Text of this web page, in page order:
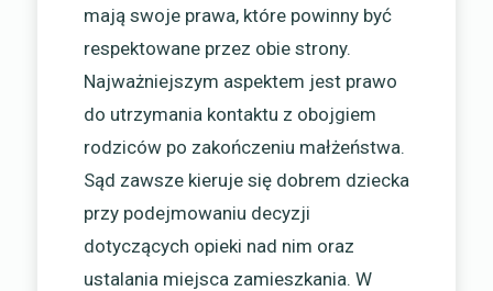
mają swoje prawa, które powinny być
respektowane przez obie strony.
Najważniejszym aspektem jest prawo
do utrzymania kontaktu z obojgiem
rodziców po zakończeniu małżeństwa.
Sąd zawsze kieruje się dobrem dziecka
przy podejmowaniu decyzji
dotyczących opieki nad nim oraz
ustalania miejsca zamieszkania. W